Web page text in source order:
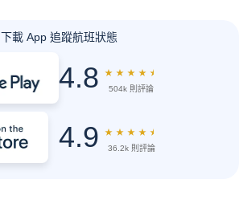
下載 App 追蹤航班狀態
4.8 ★ ★ ★ ★ ★
504k 則評論
4.9 ★ ★ ★ ★ ★
36.2k 則評論